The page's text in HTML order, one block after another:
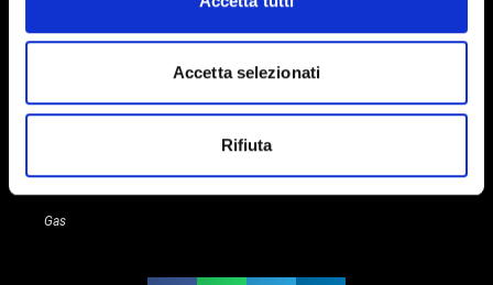
Accetta selezionati
Rifiuta
dell’attrezzatura per videomaker.
come sfruttare al meglio queste nuove tecnologie nella vostra
Continuate a creare, esplorare e innovare!
Gas